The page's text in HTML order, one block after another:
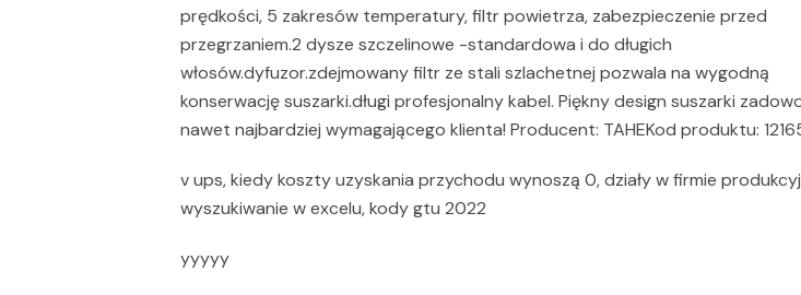
prędkości, 5 zakresów temperatury, filtr powietrza, zabezpieczenie przed
przegrzaniem.2 dysze szczelinowe -standardowa i do długich
włosów.dyfuzor.zdejmowany filtr ze stali szlachetnej pozwala na wygodną
konserwację suszarki.długi profesjonalny kabel. Piękny design suszarki
nawet najbardziej wymagającego klienta! Producent: TAHEKod produktu:
v ups, kiedy koszty uzyskania przychodu wynoszą 0, działy w firmie
wyszukiwanie w excelu, kody gtu 2022
yyyyy